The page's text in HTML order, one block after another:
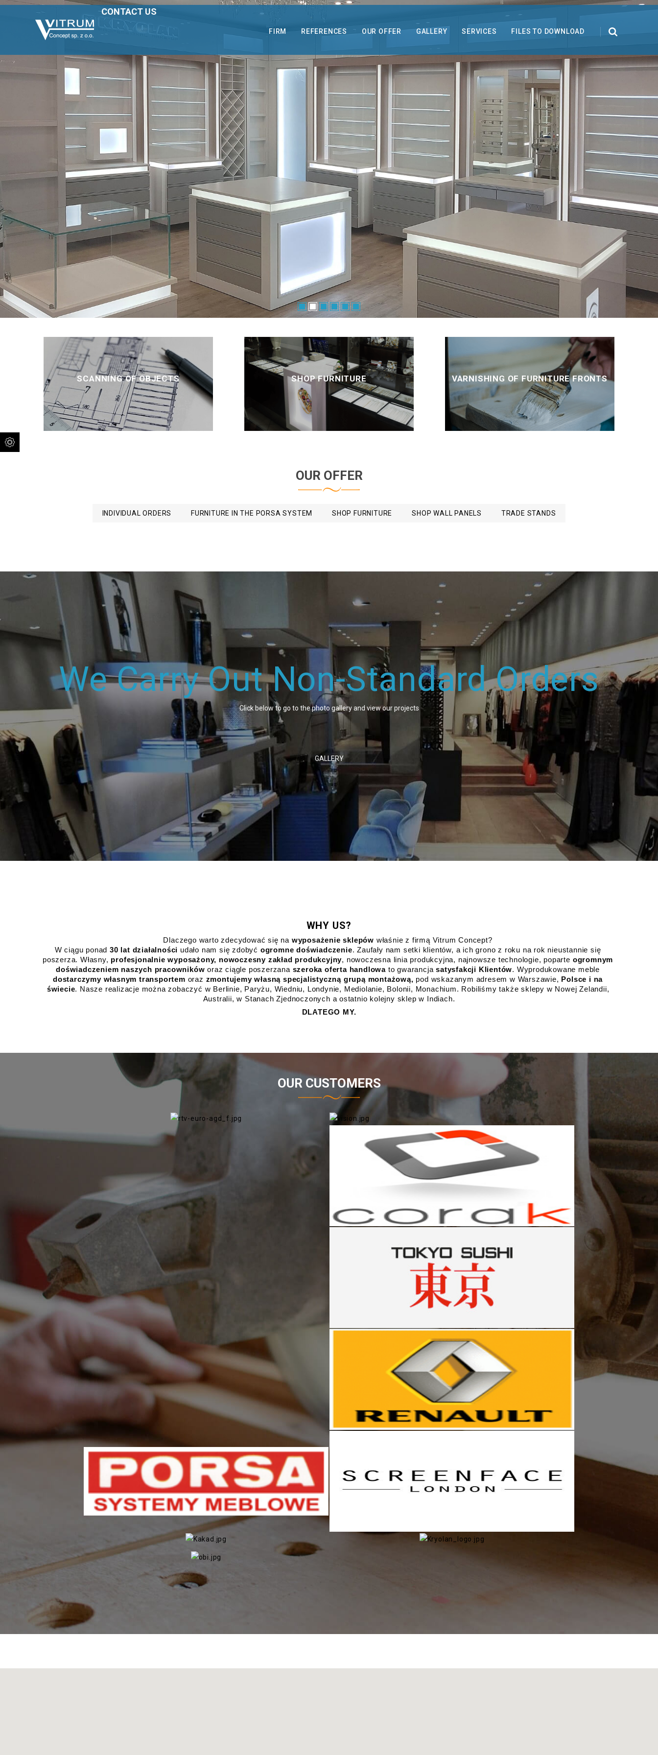
CONTACT US
FIRM REFERENCES OUR OFFER GALLERY SERVICES FILES TO DOWNLOAD
SCANNING OF OBJECTS SHOP FURNITURE VARNISHING OF FURNITURE FRONTS
OUR OFFER
INDIVIDUAL ORDERS FURNITURE IN THE PORSA SYSTEM SHOP FURNITURE SHOP WALL PANELS TRADE STANDS
We Carry Out Non-Standard Orders
Click below to go to the photo gallery and view our projects
GALLERY
WHY US?
Dlaczego warto zdecydować się na wyposażenie sklepów właśnie z firmą Vitrum Concept?
W ciągu ponad 30 lat działalności udało nam się zdobyć ogromne doświadczenie. Zaufały nam setki klientów, a ich grono z roku na rok nieustannie się
poszerza. Własny, profesjonalnie wyposażony, nowoczesny zakład produkcyjny, nowoczesna linia produkcyjna, najnowsze technologie, poparte ogromnym
doświadczeniem naszych pracowników oraz ciągle poszerzana szeroka oferta handlowa to gwarancja satysfakcji Klientów
dostarczymy własnym transportem oraz zmontujemy własną specjalistyczną grupą montażową, pod wskazanym adresem w Warszawie, Polsce i na
świecie. Nasze realizacje można zobaczyć w Berlinie, Paryżu, Wiedniu, Londynie, Mediolanie, Bolonii, Monachium. Robiliśmy także sklepy w Nowej Zelandii,
Australii, w Stanach Zjednoczonych a ostatnio kolejny sklep w Indiach.
DLATEGO MY.
OUR CUSTOMERS